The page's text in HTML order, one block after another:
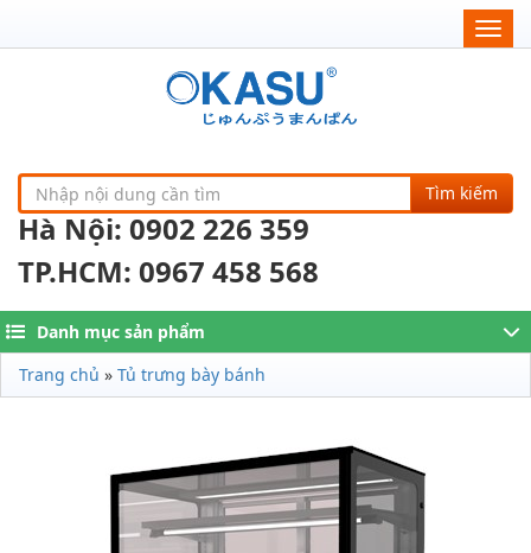
Tìm kiếm
Hà Nội: 0902 226 359
TP.HCM: 0967 458 568
Danh mục sản phẩm
Trang chủ » Tủ trưng bày bánh